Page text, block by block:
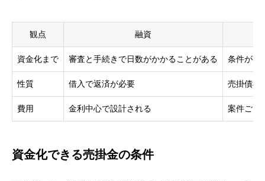
観点 融資
資金化まで 審査と手続きで日数がかかることがある 条件が整
性質 借入で返済が必要 売掛債権
費用 金利中心で設計される 案件ごと
資金化できる売掛金の条件